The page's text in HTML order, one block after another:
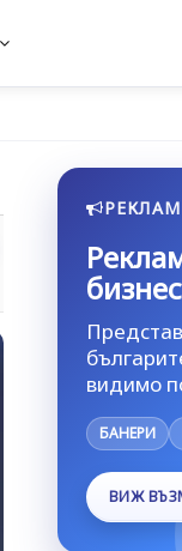
бизнес
видимо
БАНЕРИ
ВИЖ